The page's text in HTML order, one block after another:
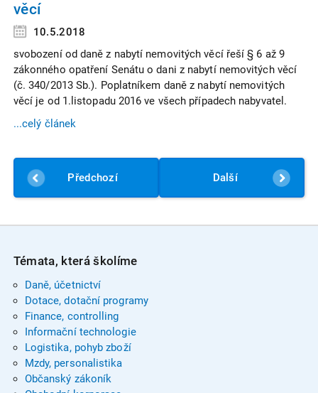
věcí
10.5.2018
svobození od daně z nabytí nemovitých věcí řeší § 6 až 9
zákonného opatření Senátu o dani z nabytí nemovitých věcí
(č. 340/2013 Sb.). Poplatníkem daně z nabytí nemovitých
věcí je od 1.listopadu 2016 ve všech případech nabyvatel.
...celý článek
Předchozí Další
Témata, která školíme
Daně, účetnictví
Dotace, dotační programy
Finance, controlling
Informační technologie
Logistika, pohyb zboží
Mzdy, personalistika
Občanský zákoník